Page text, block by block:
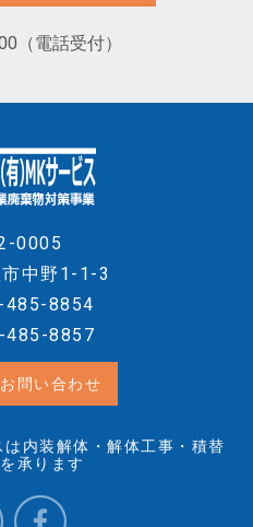
（電話受付）
0005
中野1-1-3
485-8854
485-8857
問い合わせ
内装解体・解体工事・積替
承ります